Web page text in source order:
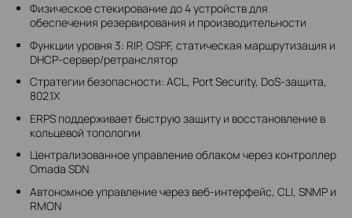
Физическое стекирование до 4 устройств для
обеспечения резервирования и производительности
Функции уровня 3: RIP, OSPF, статическая маршрутизация и
DHCP-сервер/ретранслятор
Стратегии безопасности: ACL, Port Security, DoS-защита,
802.1X
ERPS ​​поддерживает быструю защиту и восстановление в
кольцевой топологии
Централизованное управление облаком через контроллер
Omada SDN
Автономное управление через веб-интерфейс, CLI, SNMP и
RMON